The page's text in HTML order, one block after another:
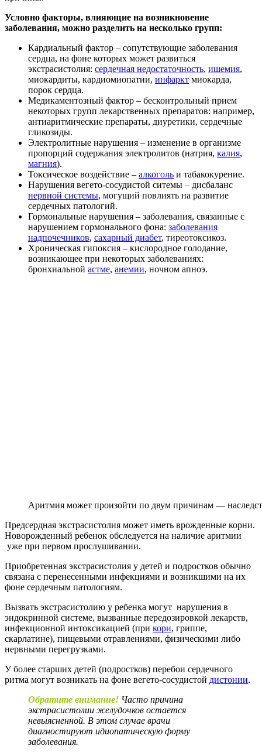
Условно факторы, влияющие на возникновение
заболевания, можно разделить на несколько групп:
Кардиальный фактор – сопутствующие заболевания
сердца, на фоне которых может развиться
экстрасистолия: сердечная недостаточность, ишемия,
миокардиты, кардиомиопатии, инфаркт миокарда,
порок сердца.
Медикаментозный фактор – бесконтрольный прием
некоторых групп лекарственных препаратов: например,
антиаритмические препараты, диуретики, сердечные
гликозиды.
Электролитные нарушения – изменение в организме
пропорций содержания электролитов (натрия, калия,
магния).
Токсическое воздействие – алкоголь и табакокурение.
Нарушения вегето-сосудистой ситемы – дисбаланс
нервной системы, могущий повлиять на развитие
сердечных патологий.
Гормональные нарушения – заболевания, связанные с
нарушением гормонального фона: заболевания
надпочечников, сахарный диабет, тиреотоксикоз.
Хроническая гипоксия – кислородное голодание,
возникающее при некоторых заболеваниях:
бронхиальной астме, анемии, ночном апноэ.
Аритмия может произойти по двум причинам —
Предсердная экстрасистолия может иметь врожденные корни.
Новорожденный ребенок обследуется на наличие аритмии
уже при первом прослушивании.
Приобретенная экстрасистолия у детей и подростков обычно
связана с перенесенными инфекциями и возникшими на их
фоне сердечным патологиям.
Вызвать экстрасистолию у ребенка могут нарушения в
эндокринной системе, вызванные передозировкой лекарств,
инфекционной интоксикацией (при кори, гриппе,
скарлатине), пищевыми отравлениями, физическими либо
нервными перегрузками.
У более старших детей (подростков) перебои сердечного
ритма могут возникать на фоне вегето-сосудистой дистонии.
Обратите внимание! Часто причина
экстрасистолии желудочков остается
невыясненной. В этом случае врачи
диагностируют идиопатическую форму
заболевания.